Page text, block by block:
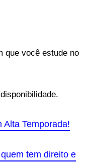
que você estude no
Alta Temporada!
tem direito e